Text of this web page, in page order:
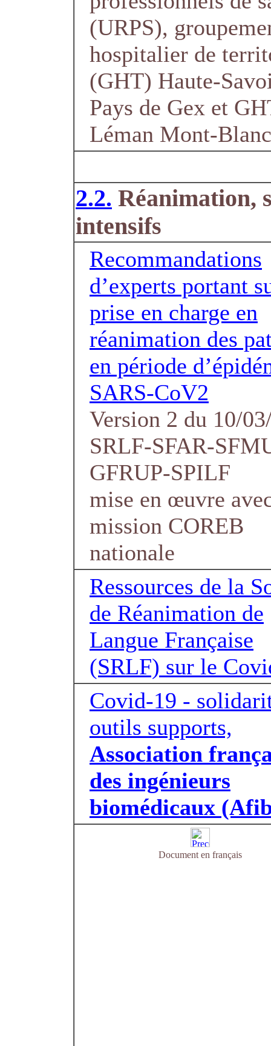
(URPS),
hospitalier de
(GHT) Haute-
Pays de Gex et
Léman Mont-Blanc
2.2. Réanimation,
intensifs
Recommandations
d’experts portant
prise en charge en
réanimation des
en période
SARS-CoV2
Version 2 du 10/
SRLF-SFAR-
GFRUP-SPILF
mise en œuvre
mission COREB
nationale
Ressources de la
de Réanimation de
Langue Française
(SRLF) sur le
Covid-19 -
outils supports,
Association
des ingénieurs
biomédicaux
Document en français